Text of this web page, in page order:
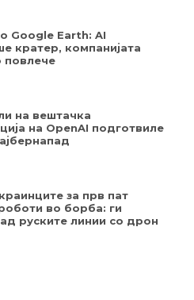
Google Earth: AI
кратер, компанијата
повлече
на вештачка
на OpenAI подготвиле
за прв пат
во борба: ги
руските линии со дрон